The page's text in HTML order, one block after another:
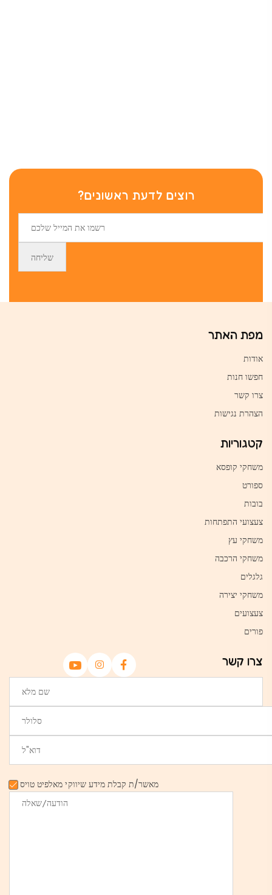
רוצים לדעת ראשונים?
מפת האתר
אודות
חפשו חנות
צרו קשר
הצהרת נגישות
קטגוריות
משחקי קופסא
ספורט
בובות
צעצועי התפתחות
משחקי עץ
משחקי הרכבה
גלגלים
משחקי יצירה
צעצועים
פורים
צרו קשר
מאשר/ת קבלת מידע שיווקי מאלפיט טויס